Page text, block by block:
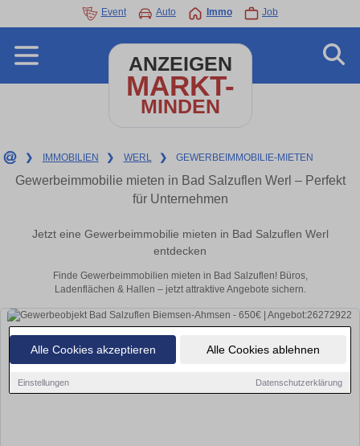
Alle Cookies akzeptieren Alle Cookies ablehnen
Einstellungen Datenschutzerklärung
Event Auto Immo Job
ANZEIGEN
MARKT-
MINDEN
❯ IMMOBILIEN ❯ WERL ❯ GEWERBEIMMOBILIE-MIETEN
Gewerbeimmobilie mieten in Bad Salzuflen Werl – Perfekt
für Unternehmen
Jetzt eine Gewerbeimmobilie mieten in Bad Salzuflen Werl
entdecken
Finde Gewerbeimmobilien mieten in Bad Salzuflen! Büros,
Ladenflächen & Hallen – jetzt attraktive Angebote sichern.